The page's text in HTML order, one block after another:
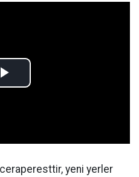
yeni yerler